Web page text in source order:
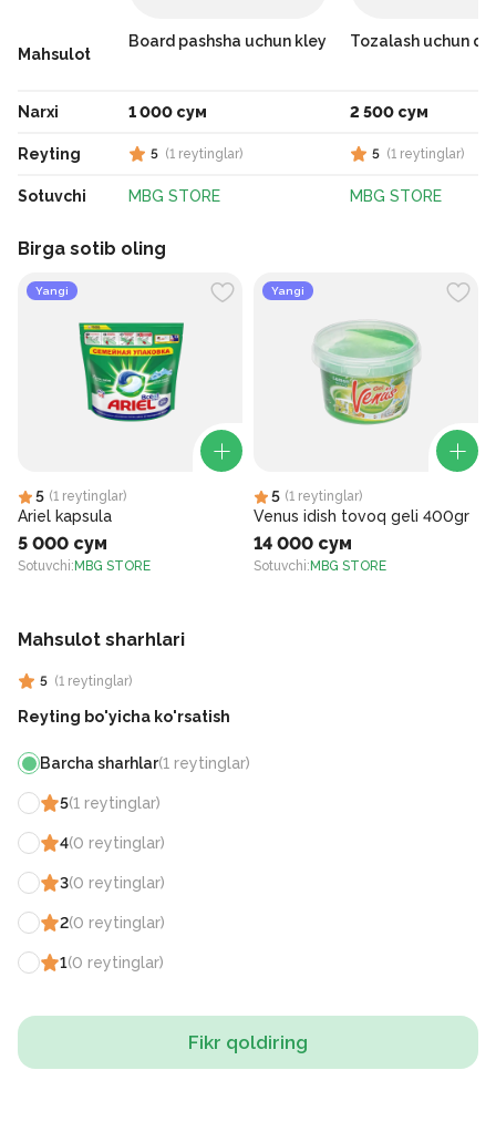
Mahsulot
Narxi
Reyting
Sotuvchi
Board pashsha uchun kley
1 000 сум
5 (1 reytinglar)
MBG STORE
Tozalash uchun
2 500 сум
5 (1 reytinglar)
MBG STORE
Birga sotib oling
Yangi
5 (1 reytinglar)
Ariel kapsula
5 000 сум
Sotuvchi: MBG STORE
Yangi
5 (1 reytinglar)
Venus idish tovoq geli 400gr
14 000 сум
Sotuvchi: MBG STORE
Mahsulot sharhlari
5 (1 reytinglar)
Reyting bo'yicha ko'rsatish
Barcha sharhlar(1 reytinglar)
5(1 reytinglar)
4(0 reytinglar)
3(0 reytinglar)
2(0 reytinglar)
1(0 reytinglar)
Fikr qoldiring